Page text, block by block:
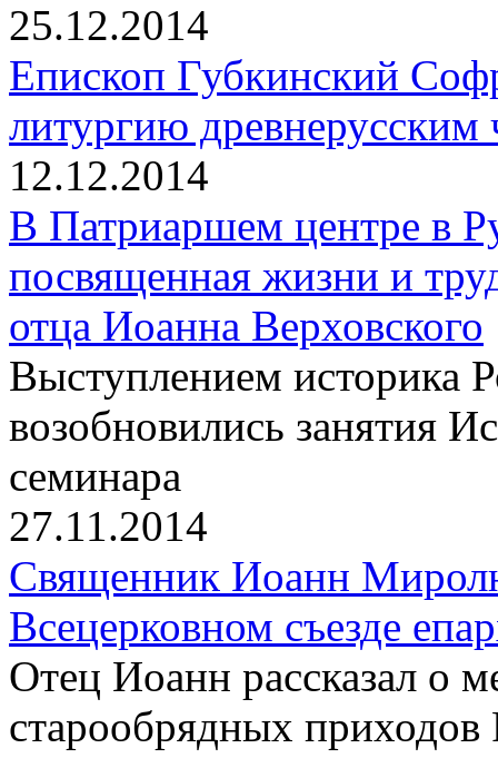
25.12.2014
Епископ Губкинский
литургию
12.12.2014
В Патриаршем центре в
посвященная жизни и
отца Иоанна Верховского
Выступлением историка
возобновились занятия
семинара
27.11.2014
Священник Иоанн
Всецерковном съезде
Отец Иоанн рассказал о
старообрядных